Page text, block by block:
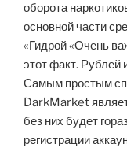
оборота
основной части
«Гидрой «Очень
этот факт. Рублей
Самым простым
DarkMarket
без них будет
регистрации